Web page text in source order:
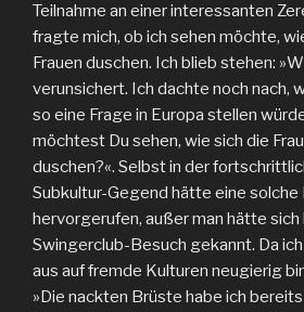
Teilnahme an einer interessanten
fragte mich, ob ich sehen möchte,
Frauen duschen. Ich blieb stehen:
verunsichert. Ich dachte noch nach,
so eine Frage in Europa stellen
möchtest Du sehen, wie sich die
duschen?«. Selbst in der
Subkultur-Gegend hätte eine solche
hervorgerufen, außer man hätte
Swingerclub-Besuch gekannt. Da
aus auf fremde Kulturen neugierig
»Die nackten Brüste habe ich